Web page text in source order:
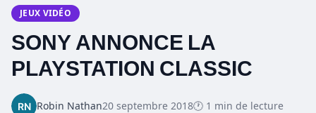
JEUX VIDÉO
SONY ANNONCE LA
PLAYSTATION CLASSIC
Robin Nathan20 septembre 2018🕐 1 min de lecture